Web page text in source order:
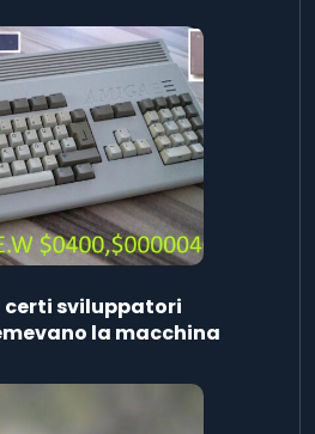
certi sviluppatori
la macchina